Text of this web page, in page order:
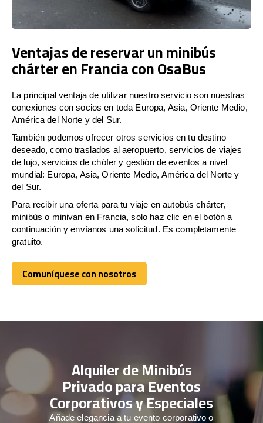
Ventajas de reservar un minibús
chárter en Francia con OsaBus
La principal ventaja de utilizar nuestro servicio son nuestras
conexiones con socios en toda Europa, Asia, Oriente Medio,
América del Norte y del Sur.
También podemos ofrecer otros servicios en tu destino
deseado, como traslados al aeropuerto, servicios de viajes
de lujo, servicios de chófer y gestión de eventos a nivel
mundial: Europa, Asia, Oriente Medio, América del Norte y
del Sur.
Para recibir una oferta para tu viaje en autobús chárter,
minibús o minivan en Francia, solo haz clic en el botón a
continuación y envíanos una solicitud. Es completamente
gratuito.
Comuníquese con nosotros
Comuníquese con nosotros
Alquiler de Minibús
Privado para Eventos
Corporativos y Especiales
Añade elegancia a tu evento corporativo o